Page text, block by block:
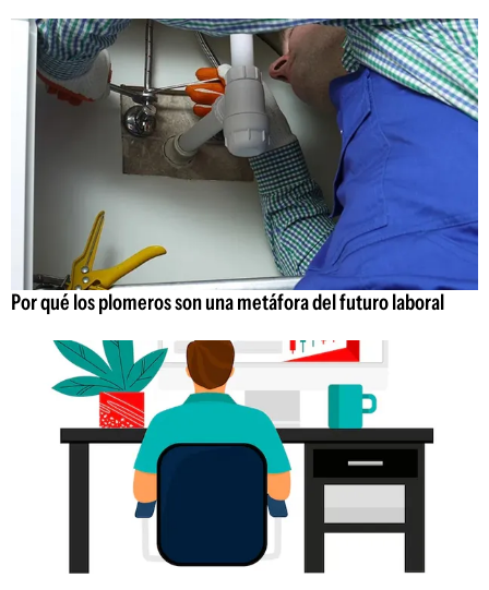
Por qué los plomeros son una metáfora del futuro laboral